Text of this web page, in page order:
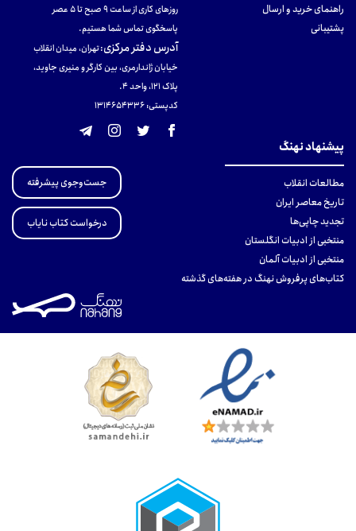
راهنمای خرید و ارسال
پشتیبانی
روزهای کاری از ساعت ۹ صبح تا ۵ عصر
پاسخگوی تماس شما هستیم.
آدرس دفتر مرکزی:تهران، میدان انقلاب
خیابان ژاندارمری، بین کارگر و منیری جاوید،
پلاک 121، واحد ۴.
کدپستی: 131465433۶
پیشنهاد نهنگ
مطالعات انقلاب
تاریخ معاصر ایران
تجدید چاپی‌ها
منتخبی از ادبیات انگلستان
منتخبی از ادبیات آلمان
کتاب‌های پرفروش نهنگ در هفته‌های گذشته
جست‌وجوی پیشرفته
درخواست کتاب نایاب